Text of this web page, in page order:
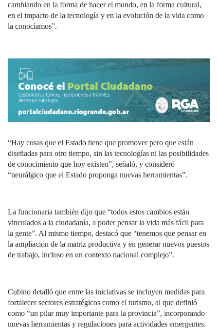
cambiando en la forma de hacer el mundo, en la forma cultural,
en el impacto de la tecnología y en la evolución de la vida como
la conocíamos”.
“Hay cosas que el Estado tiene que promover pero que están
diseñadas para otro tiempo, sin las tecnologías ni las posibilidades
de conocimiento que hoy existen”, señaló, y consideró
“neurálgico que el Estado proponga nuevas herramientas”.
La funcionaria también dijo que “todos estos cambios están
vinculados a la ciudadanía, a poder pensar la vida más fácil para
la gente”. Al mismo tiempo, destacó que “tenemos que pensar en
la ampliación de la matriz productiva y en generar nuevos puestos
de trabajo, incluso en un contexto nacional complejo”.
Cubino detalló que entre las iniciativas se incluyen medidas para
fortalecer sectores estratégicos como el turismo, al que definió
como “un pilar muy importante para la provincia”, incorporando
nuevas herramientas y regulaciones para actividades emergentes.